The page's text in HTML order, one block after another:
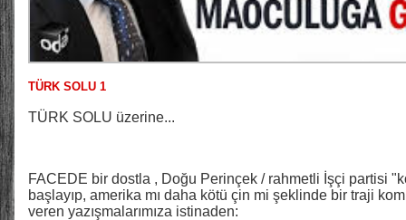
TÜRK SOLU 1
TÜRK SOLU üzerine...
FACEDE bir dostla , Doğu Perinçek / rahmetli İşçi partisi
başlayıp, amerika mı daha kötü çin mi şeklinde bir traji
veren yazışmalarımıza istinaden: